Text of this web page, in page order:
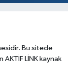
Bu sitede
LİNK kaynak